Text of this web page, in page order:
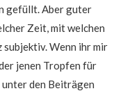
gefüllt. Aber guter
Zeit, mit welchen
Wenn ihr mir
jenen Tropfen für
den Beiträgen